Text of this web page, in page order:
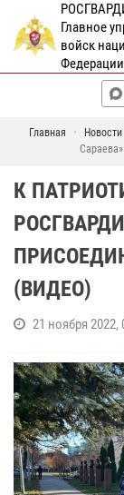
Главное
войск
Главная Новости
К
(ВИДЕО)
21 ноября 2022,